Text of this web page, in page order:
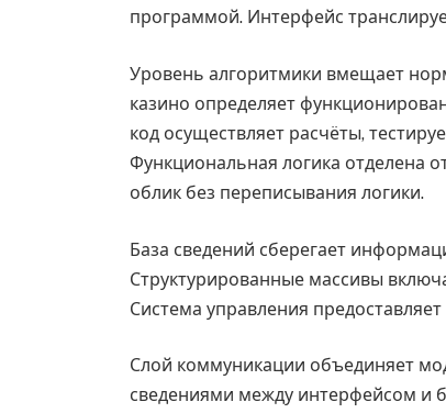
программой. Интерфейс
Уровень алгоритмики вмещает
казино определяет
код осуществляет расчёты,
Функциональная логика отделена
облик без переписывания логики.
База сведений сберегает
Структурированные массивы
Система управления
Слой коммуникации объединяет
сведениями между интерфейсом и